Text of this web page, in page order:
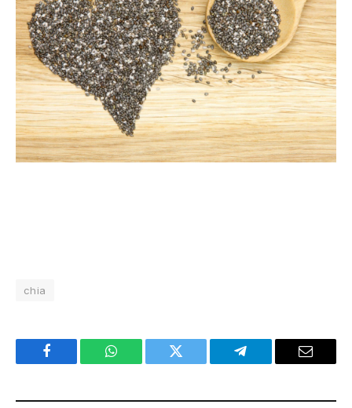
chia
Facebook WhatsApp Twitter Telegram Email